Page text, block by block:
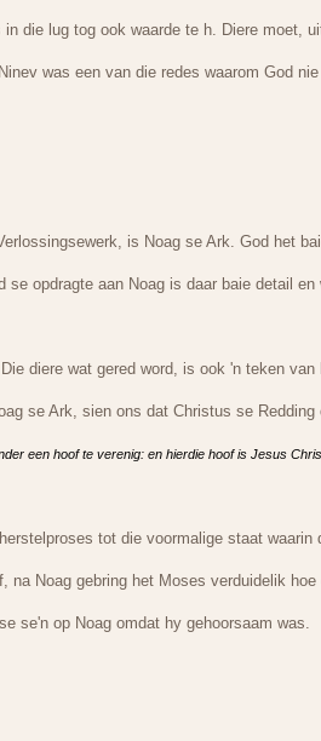
die lug tog ook waarde te h. Diere moet,
was een van die redes waarom God
is Noag se Ark. God het
opdragte aan Noag is daar baie detail en
diere wat gered word, is ook 'n teken van
se Ark, sien ons dat Christus se Redding
een hoof te verenig: en hierdie hoof is Jesus
tot die voormalige staat waarin
na Noag gebring het Moses verduidelik hoe
se'n op Noag omdat hy gehoorsaam was.